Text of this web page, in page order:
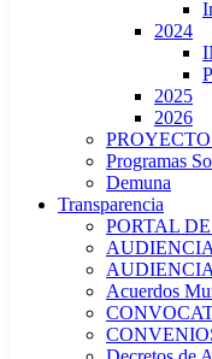
2024
2025
2026
Programas
Demuna
Transparencia
PORTAL
Acuerdos